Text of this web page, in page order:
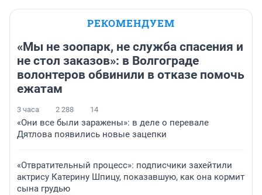
РЕКОМЕНДУЕМ
«Мы не зоопарк, не служба спасения и
не стол заказов»: в Волгограде
волонтеров обвинили в отказе помочь
ежатам
3 часа 2 288 14
«Они все были заражены»: в деле о перевале
Дятлова появились новые зацепки
«Отвратительный процесс»: подписчики захейтили
актрису Катерину Шпицу, показавшую, как она кормит
сына грудью